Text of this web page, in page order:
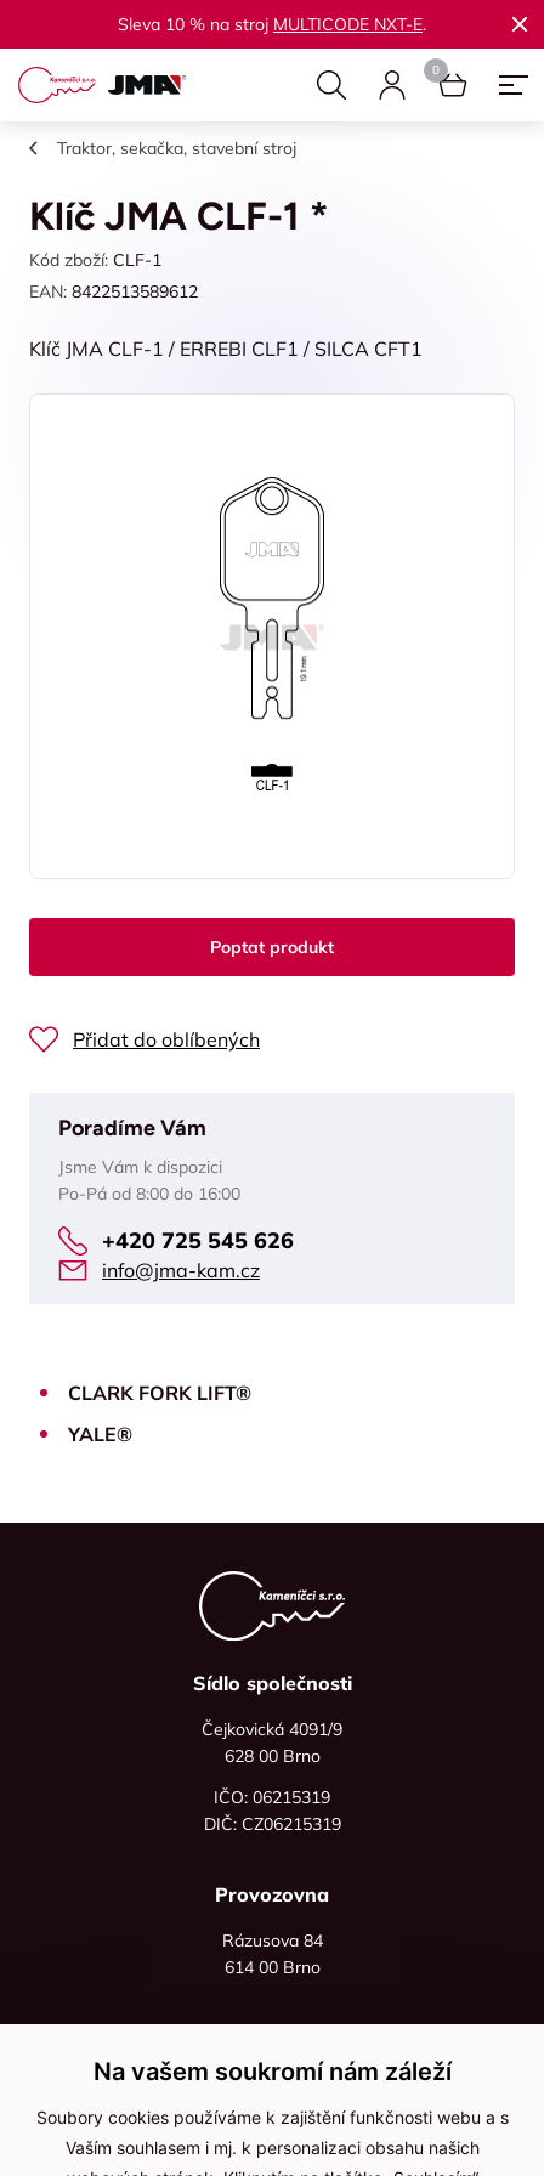
Sleva 10 % na stroj MULTICODE NXT-E.
Traktor, sekačka, stavební stroj
Klíč JMA CLF-1 *
Kód zboží: CLF-1
EAN: 8422513589612
Klíč JMA CLF-1 / ERREBI CLF1 / SILCA CFT1
Poptat produkt
Přidat do oblíbených
Poradíme Vám
Jsme Vám k dispozici
Po-Pá od 8:00 do 16:00
+420 725 545 626
info@jma-kam.cz
CLARK FORK LIFT®
YALE®
Sídlo společnosti
Čejkovická 4091/9
628 00 Brno
IČO: 06215319
DIČ: CZ06215319
Provozovna
Rázusova 84
614 00 Brno
+420 736 535 066
Po - pá: 8:00 - 16:00
info@jma-kam.cz
Na vašem soukromí nám záleží
Soubory cookies používáme k zajištění funkčnosti webu a s
Vaším souhlasem i mj. k personalizaci obsahu našich